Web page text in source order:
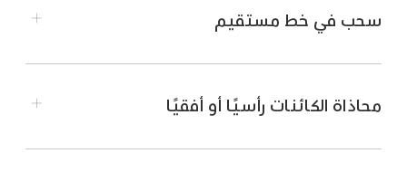
اضغط على الكائن لتحديده، أو
اضغط على الأرقام بجوار س أو ص، ثم أدخل قيمتي س
استخدم إصبعًا أخرى للسحب في أي مكان على
سحب في خط مستقيم
انتقل إلى تطبيق Pages على iPhone.
افتح المستند الذي يتضمن الكائن الذي تريد تحريكه.
محاذاة الكائنات رأسيًا أو أفقيًا